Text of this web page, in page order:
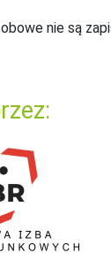
nie są